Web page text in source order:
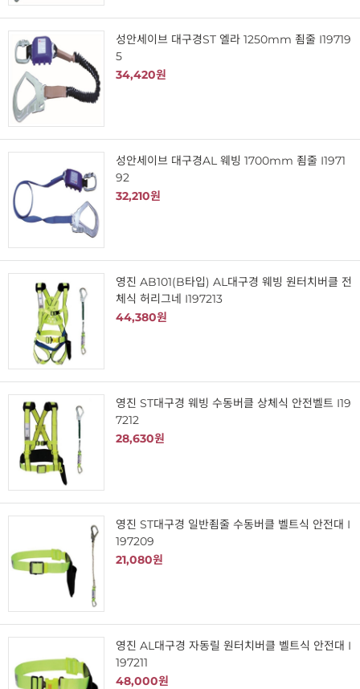
성안세이브 대구경ST 엘라 1250mm 죔줄 I19719
5
34,420원
성안세이브 대구경AL 웨빙 1700mm 죔줄 I1971
92
32,210원
영진 AB101(B타입) AL대구경 웨빙 원터치버클 전
체식 허리그네 I197213
44,380원
영진 ST대구경 웨빙 수동버클 상체식 안전벨트 I19
7212
28,630원
영진 ST대구경 일반죔줄 수동버클 벨트식 안전대 I
197209
21,080원
영진 AL대구경 자동릴 원터치버클 벨트식 안전대 I
197211
48,000원